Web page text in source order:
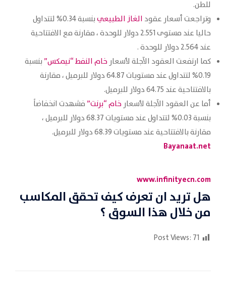
للطن.
وتراجعت أسعار عقود الغاز الطبيعي
بنسبة 0.34% لتتداول
حاليا عند مستوى 2.551 دولار للوحدة ، مقارنة مع الافتتاحية
عند 2.564 دولار للوحدة .
كما ارتفعت العقود الآجلة لأسعار خام النفط “نيمكس” بنسبة
0.19% لتتداول عند مستويات 64.87 دولار للبرميل ، مقارنة
بالافتتاحية عند 64.75 دولار للبرميل.
أما عن العقود الآجلة لأسعار خام “برنت” فشهدت انخفاضاً
بنسبة 0.03% لتتداول عند مستويات 68.37 دولار للبرميل ،
مقارنة بالافتتاحية عند مستويات 68.39 دولار للبرميل.
Bayanaat.net
www.infinityecn.com
هل تريد ان تعرف كيف تحقق المكاسب
من خلال هذا السوق ؟
Post Views: 71